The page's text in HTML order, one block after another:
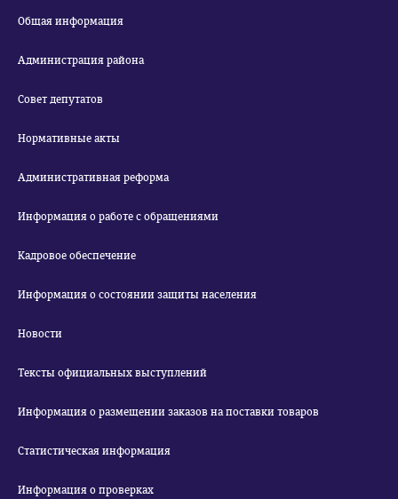
Общая информация
Администрация района
Совет депутатов
Нормативные акты
Административная реформа
Информация о работе с обращениями
Кадровое обеспечение
Информация о состоянии защиты населения
Новости
Тексты официальных выступлений
Информация о размещении заказов на поставки товаров
Статистическая информация
Информация о проверках